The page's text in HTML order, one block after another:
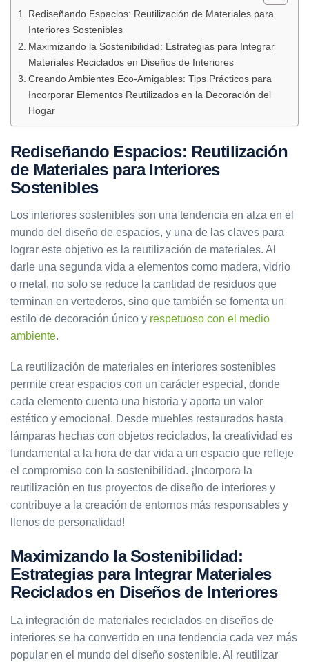
Rediseñando Espacios: Reutilización de Materiales para
Interiores Sostenibles
Maximizando la Sostenibilidad: Estrategias para Integrar
Materiales Reciclados en Diseños de Interiores
Creando Ambientes Eco-Amigables: Tips Prácticos para
Incorporar Elementos Reutilizados en la Decoración del
Hogar
Rediseñando Espacios: Reutilización
de Materiales para Interiores
Sostenibles
Los interiores sostenibles son una tendencia en alza en el
mundo del diseño de espacios, y una de las claves para
lograr este objetivo es la reutilización de materiales. Al
darle una segunda vida a elementos como madera, vidrio
o metal, no solo se reduce la cantidad de residuos que
terminan en vertederos, sino que también se fomenta un
estilo de decoración único y respetuoso con el medio
ambiente.
La reutilización de materiales en interiores sostenibles
permite crear espacios con un carácter especial, donde
cada elemento cuenta una historia y aporta un valor
estético y emocional. Desde muebles restaurados hasta
lámparas hechas con objetos reciclados, la creatividad es
fundamental a la hora de dar vida a un espacio que refleje
el compromiso con la sostenibilidad. ¡Incorpora la
reutilización en tus proyectos de diseño de interiores y
contribuye a la creación de entornos más responsables y
llenos de personalidad!
Maximizando la Sostenibilidad:
Estrategias para Integrar Materiales
Reciclados en Diseños de Interiores
La integración de materiales reciclados en diseños de
interiores se ha convertido en una tendencia cada vez más
popular en el mundo del diseño sostenible. Al reutilizar